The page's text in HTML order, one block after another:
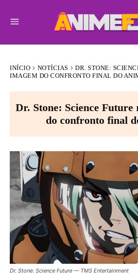
INÍCIO NOTÍCIAS
DR. STONE:
IMAGEM DO CONFRONTO FINAL DO
Dr. Stone: Science Future
do confronto final
Dr. Stone: Science Future — TMS Entertainment